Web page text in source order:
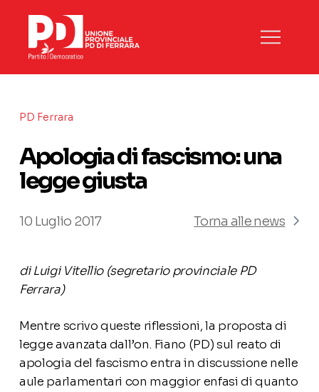
PD Ferrara
Apologia di fascismo: una
legge giusta
10 Luglio 2017 Torna alle news
di Luigi Vitellio (segretario provinciale PD
Ferrara)
Mentre scrivo queste riflessioni, la proposta di
legge avanzata dall’on. Fiano (PD) sul reato di
apologia del fascismo entra in discussione nelle
aule parlamentari con maggior enfasi di quanto